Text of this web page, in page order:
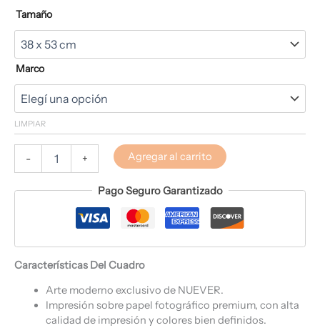
Tamaño
Marco
LIMPIAR
- + Agregar al carrito
Pago Seguro Garantizado
Características Del Cuadro
Arte moderno exclusivo de NUEVER.
Impresión sobre papel fotográfico premium, con alta
calidad de impresión y colores bien definidos.